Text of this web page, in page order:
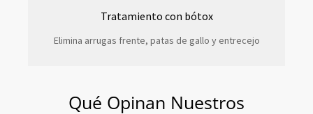
Tratamiento con bótox
Elimina arrugas frente, patas de gallo y entrecejo
Qué Opinan Nuestros